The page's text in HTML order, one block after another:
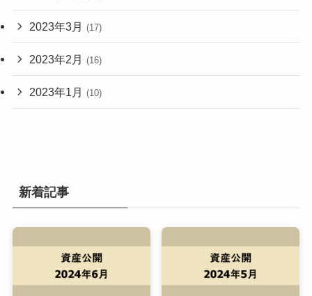
2023年3月 (17)
2023年2月 (16)
2023年1月 (10)
新着記事